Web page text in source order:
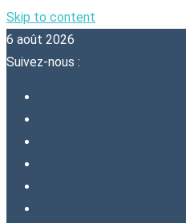
Skip to content
6 août 2026
Suivez-nous :